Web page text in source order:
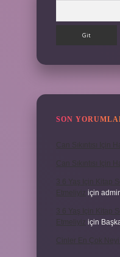
SON
için
için
Cinler En Çok Neyi